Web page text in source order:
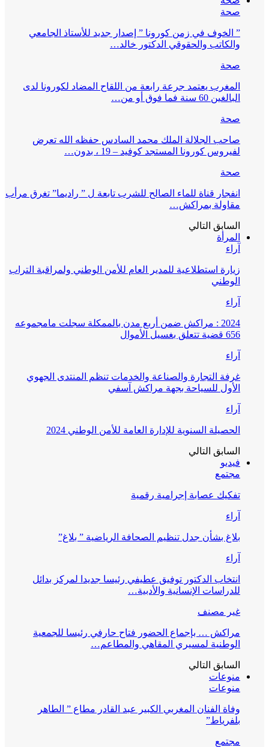
صحة
” الخوف في زمن كورونا ” إصدار جديد للأستاذ الجامعي
والكاتب والحقوقي الدكتور خالد…
صحة
المغرب يعتمد جرعة رابعة من اللقاح المضاد لكورونا لدى
البالغين 60 سنة فما فوق أو من…
صحة
صاحب الجلالة الملك محمد السادس حفظه الله تعرض
لفيروس كورونا المستجد كوفيد – 19 ، بدون…
صحة
انفجار قناة للماء الصالح للشرب تابعة ل ” راديما” تغرق مرأب
مقاولة بمراكش…
السابق التالي
المرأة
آراء
زيارة استطلاعية للمدير العام للأمن الوطني ولمراقبة التراب
الوطني
آراء
2024 : مراكش ضمن أربع مدن بالممكلة سجلت مامجموعه
656 قضية تتعلق بغسيل الأموال
آراء
غرفة التجارة والصناعة والخدمات تنظم المنتدى الجهوي
الأول للسياحة بجهة مراكش آسفي
آراء
الحصيلة السنوية للإدارة العامة للأمن الوطني 2024
السابق التالي
فيديو
مجتمع
تفكيك عصابة إجرامية رقمية
آراء
بلاغ بشأن جدل تنظيم الصحافة الرياضية ” بلاغ”
آراء
انتخاب الدكتور توفيق عطيفي رئيسا جديدا لمركز بدائل
للدراسات الإنسانية والأدبية…
غير مصنف
مراكش … بإجماع الحضور فتاح حارفي رئيسا للجمعية
الوطنية لمسيري المقاهي والمطاعم…
السابق التالي
منوعات
منوعات
وفاة الفنان المغربي الكبير عبد القادر مطاع ” الطاهر
بلفرياط”
مجتمع